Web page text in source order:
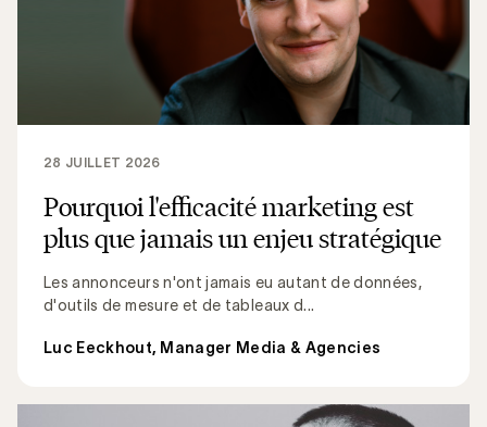
Pourquoi l'efficacité marketing est
plus que jamais un enjeu stratégique
Les annonceurs n'ont jamais eu autant de données,
d'outils de mesure et de tableaux d...
28 JUILLET 2026
Luc Eeckhout, Manager Media & Agencies